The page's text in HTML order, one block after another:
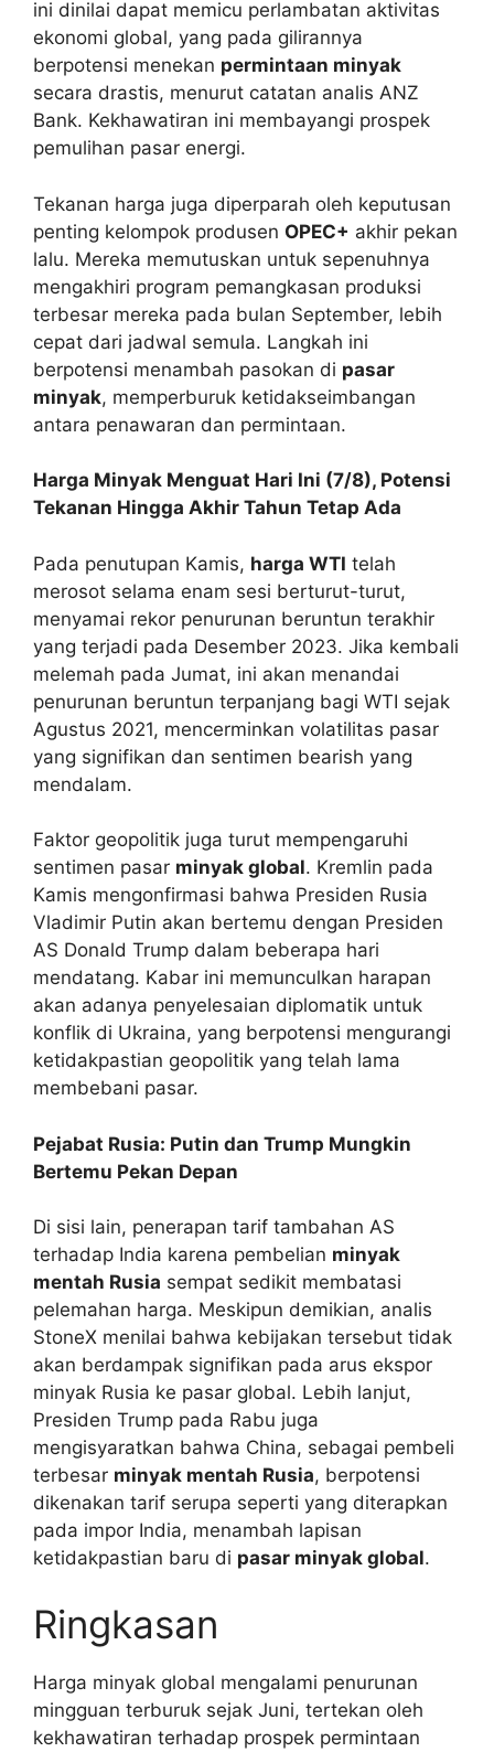
ini dinilai dapat memicu perlambatan aktivitas
ekonomi global, yang pada gilirannya
berpotensi menekan permintaan minyak
secara drastis, menurut catatan analis ANZ
Bank. Kekhawatiran ini membayangi prospek
pemulihan pasar energi.
Tekanan harga juga diperparah oleh keputusan
penting kelompok produsen OPEC+ akhir pekan
lalu. Mereka memutuskan untuk sepenuhnya
mengakhiri program pemangkasan produksi
terbesar mereka pada bulan September, lebih
cepat dari jadwal semula. Langkah ini
berpotensi menambah pasokan di pasar
minyak, memperburuk ketidakseimbangan
antara penawaran dan permintaan.
Harga Minyak Menguat Hari Ini (7/8), Potensi
Tekanan Hingga Akhir Tahun Tetap Ada
Pada penutupan Kamis, harga WTI telah
merosot selama enam sesi berturut-turut,
menyamai rekor penurunan beruntun terakhir
yang terjadi pada Desember 2023. Jika kembali
melemah pada Jumat, ini akan menandai
penurunan beruntun terpanjang bagi WTI sejak
Agustus 2021, mencerminkan volatilitas pasar
yang signifikan dan sentimen bearish yang
mendalam.
Faktor geopolitik juga turut mempengaruhi
sentimen pasar minyak global. Kremlin pada
Kamis mengonfirmasi bahwa Presiden Rusia
Vladimir Putin akan bertemu dengan Presiden
AS Donald Trump dalam beberapa hari
mendatang. Kabar ini memunculkan harapan
akan adanya penyelesaian diplomatik untuk
konflik di Ukraina, yang berpotensi mengurangi
ketidakpastian geopolitik yang telah lama
membebani pasar.
Pejabat Rusia: Putin dan Trump Mungkin
Bertemu Pekan Depan
Di sisi lain, penerapan tarif tambahan AS
terhadap India karena pembelian minyak
mentah Rusia sempat sedikit membatasi
pelemahan harga. Meskipun demikian, analis
StoneX menilai bahwa kebijakan tersebut tidak
akan berdampak signifikan pada arus ekspor
minyak Rusia ke pasar global. Lebih lanjut,
Presiden Trump pada Rabu juga
mengisyaratkan bahwa China, sebagai pembeli
terbesar minyak mentah Rusia, berpotensi
dikenakan tarif serupa seperti yang diterapkan
pada impor India, menambah lapisan
ketidakpastian baru di pasar minyak global.
Ringkasan
Harga minyak global mengalami penurunan
mingguan terburuk sejak Juni, tertekan oleh
kekhawatiran terhadap prospek permintaan